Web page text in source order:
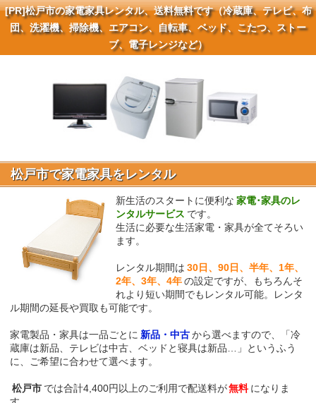
[PR]松戸市の家電家具レンタル、送料無料です（冷蔵庫、テレビ、布
団、洗濯機、掃除機、エアコン、自転車、ベッド、こたつ、ストー
ブ、電子レンジなど）
松戸市で家電家具をレンタル
新生活のスタートに便利な 家電･家具のレ
ンタルサービス です。
生活に必要な生活家電・家具が全てそろい
ます。
レンタル期間は 30日、90日、半年、1年、
2年、3年、4年の設定ですが、もちろんそ
れより短い期間でもレンタル可能。レンタ
ル期間の延長や買取も可能です。
家電製品・家具は一品ごとに 新品・中古 から選べますので、「冷
蔵庫は新品、テレビは中古、ベッドと寝具は新品…」というふう
に、ご希望に合わせて選べます。
松戸市 では合計4,400円以上のご利用で配送料が無料 になりま